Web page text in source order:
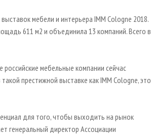
мебели и интерьера IMM Cologne 2018.
611 м2 и объединила 13 компаний. Всего в
мебельные компании сейчас
престижной выставке как IMM Cologne, это
для того, чтобы выходить на рынок
генеральный директор Ассоциации